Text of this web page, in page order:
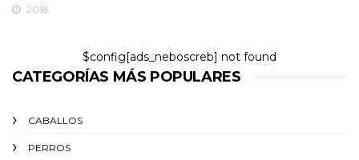
2018
$config[ads_neboscreb] not found
CATEGORÍAS MÁS POPULARES
CABALLOS
PERROS